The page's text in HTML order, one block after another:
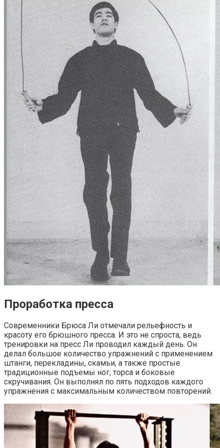
Проработка пресса
Современники Брюса Ли отмечали рельефность и
красоту его брюшного пресса. И это не спроста, ведь
тренировки на пресс Ли проводил каждый день. Он
делал большое количество упражнений с применением
штанги, перекладины, скамьи, а также простые
традиционные подъемы ног, торса и боковые
скручивания. Он выполнял по пять подходов каждого
упражнения с максимальным количеством повторений.